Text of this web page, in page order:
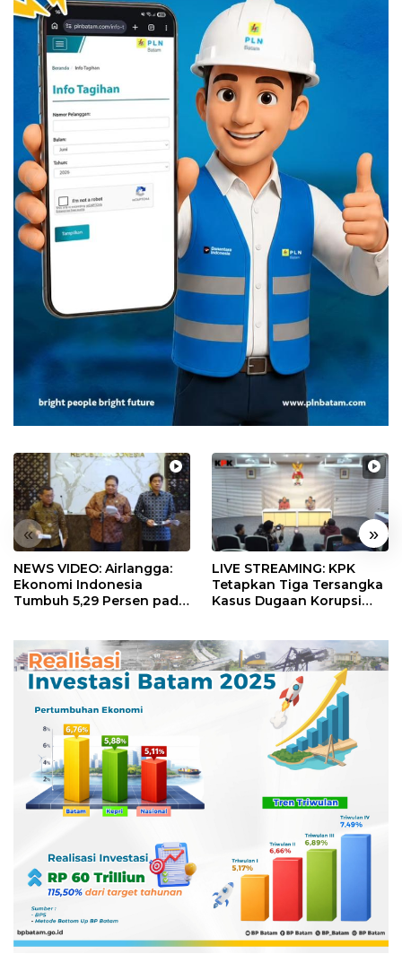
« »
NEWS VIDEO: Airlangga:
Ekonomi Indonesia
Tumbuh 5,29 Persen pada
LIVE STREAMING: KPK
Tetapkan Tiga Tersangka
Kasus Dugaan Korupsi